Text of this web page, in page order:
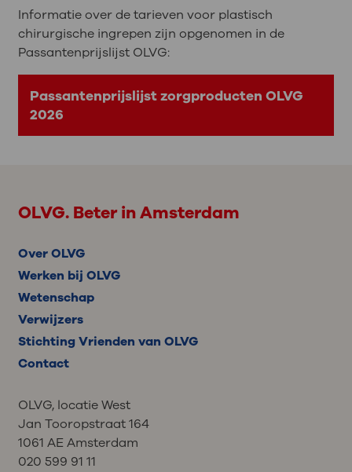
Informatie over de tarieven voor plastisch
chirurgische ingrepen zijn opgenomen in de
Passantenprijslijst OLVG:
Passantenprijslijst zorgproducten OLVG
2026
OLVG. Beter in Amsterdam
Over OLVG
Werken bij OLVG
Wetenschap
Verwijzers
Stichting Vrienden van OLVG
Contact
OLVG, locatie West
Jan Tooropstraat 164
1061 AE Amsterdam
020 599 91 11